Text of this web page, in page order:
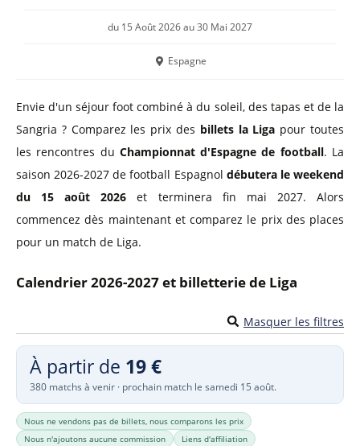
du 15 Août 2026 au 30 Mai 2027
Espagne
Envie d'un séjour foot combiné à du soleil, des tapas et de la
Sangria ? Comparez les prix des billets la Liga pour toutes
les rencontres du Championnat d'Espagne de football. La
saison 2026-2027 de football Espagnol débutera le weekend
du 15 août 2026 et terminera fin mai 2027. Alors
commencez dès maintenant et comparez le prix des places
pour un match de Liga.
Calendrier 2026-2027 et billetterie de Liga
Masquer les filtres
À partir de 19 €
380 matchs à venir · prochain match le samedi 15 août.
Nous ne vendons pas de billets, nous comparons les prix
Nous n'ajoutons aucune commission
Liens d'affiliation